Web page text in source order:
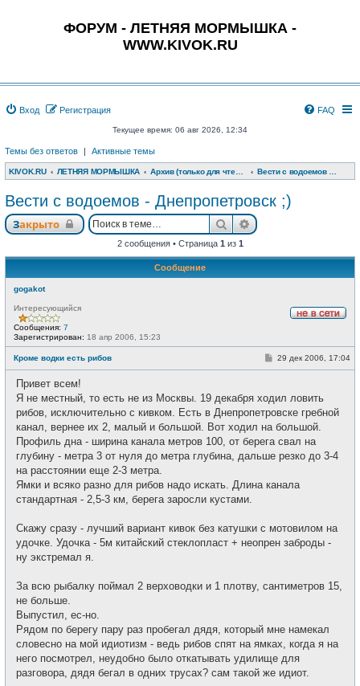
ФОРУМ - ЛЕТНЯЯ МОРМЫШКА -
WWW.KIVOK.RU
Вход Регистрация FAQ
Текущее время: 06 авг 2026, 12:34
Темы без ответов | Активные темы
KIVOK.RU ЛЕТНЯЯ МОРМЫШКА Архив (только для чтения)
Вести с водоемов - Днепропетровск ;)
Закрыто ПоискРасширенный
2 сообщения • Страница 1 из 1
Сообщение
gogakot
е
т
Интересующийся
Сообщения: 7
Зарегистрирован: 18 апр 2006, 15:23
Кроме водки есть рибов
С
щ
е
н
и
29 дек 2006, 17:04
Привет всем!
Я не местный, то есть не из Москвы. 19 декабря ходил ловить
рибов, исключительно с кивком. Есть в Днепропетровске гребной
канал, вернее их 2, малый и большой. Вот ходил на большой.
Профиль дна - ширина канала метров 100, от берега свал на
глубину - метра 3 от нуля до метра глубина, дальше резко до 3-4
на расстоянии еще 2-3 метра.
Ямки и всяко разно для рибов надо искать. Длина канала
стандартная - 2,5-3 км, берега заросли кустами.
Скажу сразу - лучший вариант кивок без катушки с мотовилом на
удочке. Удочка - 5м китайский стеклопласт + неопрен заброды -
ну экстремал я.
За всю рыбалку поймал 2 верховодки и 1 плотву, сантиметров 15,
не больше.
Выпустил, ес-но.
Рядом по берегу пару раз пробегал дядя, который мне намекал
словесно на мой идиотизм - ведь рибов спят на ямках, когда я на
него посмотрел, неудобно было откатывать удилище для
разговора, дядя бегал в одних трусах? сам такой же идиот.